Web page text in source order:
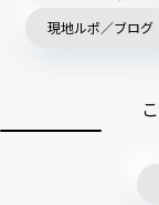
現地ルポ／ブログ